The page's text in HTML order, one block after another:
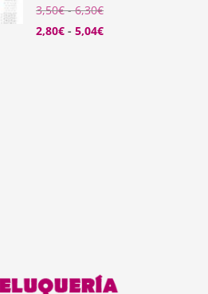
3,50€ - 6,30€Rango
de
2,80€ - 5,04€Rango